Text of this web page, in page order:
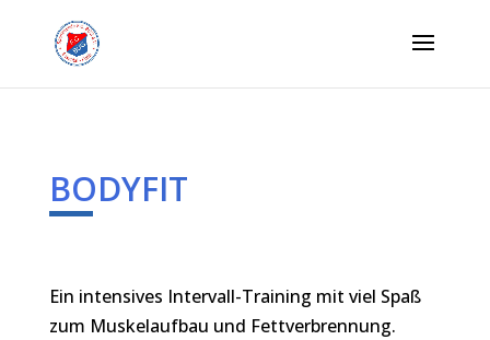
BODYFIT
Ein intensives Intervall-Training mit viel Spaß
zum Muskelaufbau und Fettverbrennung.